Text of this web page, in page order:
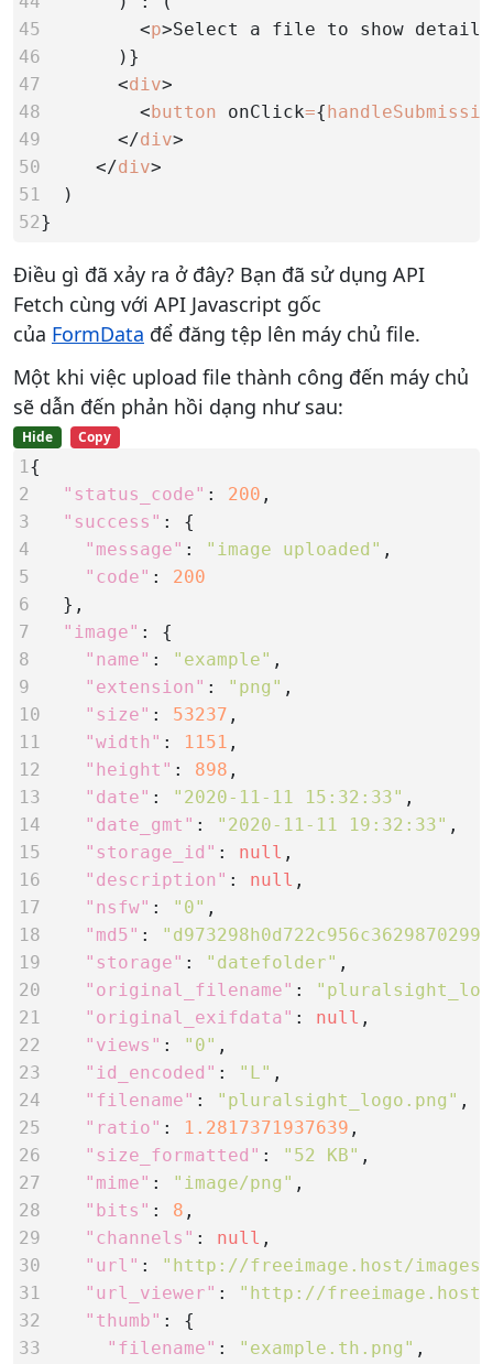
45 <p>Select a file to show
46
47 <div
48 <button onClick={
49 </div
50 </div
51
52}
Điều gì đã xảy ra ở đây? Bạn đã sử dụng API
Fetch cùng với API Javascript gốc
của FormData để đăng tệp lên máy chủ file.
Một khi việc upload file thành công đến máy chủ
sẽ dẫn đến phản hồi dạng như sau:
Hide Copy
1
2
"status_code" : 200
3
"success"
4
"message" : "image uploaded"
5
"code" : 200
6
7
"image"
8
"name" : "example"
9
"extension" : "png"
10
"size" : 53237
11
"width" : 1151
12
"height" : 898
13
"date" : "2020-11-11 15:32:33"
14
"date_gmt" : "2020-11-11 19:32:33"
15
"storage_id" : null
16
"description" : null
17
"nsfw" : "0"
18
"md5" :
19
"storage" : "datefolder"
20
"original_filename" :
21
"original_exifdata" : null
22
"views" : "0"
23
"id_encoded" : "L"
24
"filename" : "pluralsight_logo.png"
25
"ratio" : 1.2817371937639
26
"size_formatted" : "52 KB"
27
"mime" : "image/png"
28
"bits" : 8
29
"channels" : null
30
"url" :
"http://freeimage.host/
31
"url_viewer" :
"http://freeimage.host/
32
"thumb"
33
"filename" : "example.th.png"